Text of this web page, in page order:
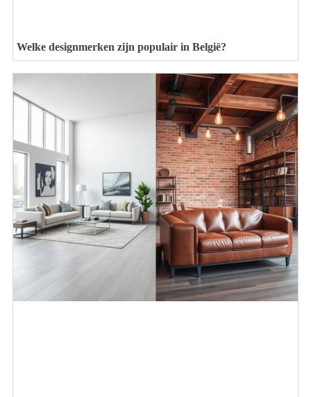
Welke designmerken zijn populair in België?